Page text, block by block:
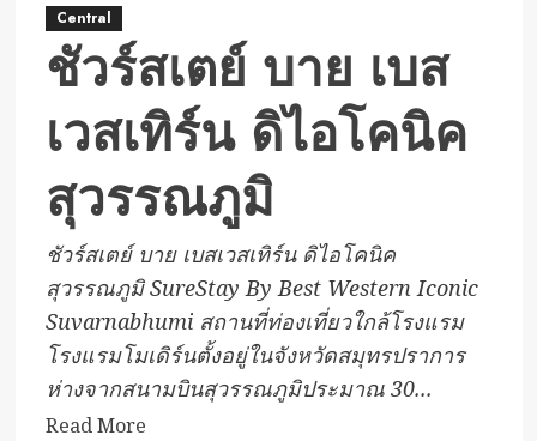
Central
ชัวร์สเตย์ บาย เบส
เวสเทิร์น ดิไอโคนิค
สุวรรณภูมิ
ชัวร์สเตย์ บาย เบสเวสเทิร์น ดิไอโคนิค
สุวรรณภูมิ SureStay By Best Western Iconic
Suvarnabhumi สถานที่ท่องเที่ยวใกล้โรงแรม
โรงแรมโมเดิร์นตั้งอยู่ในจังหวัดสมุทรปราการ
ห่างจากสนามบินสุวรรณภูมิประมาณ 30...
Read MoreRead